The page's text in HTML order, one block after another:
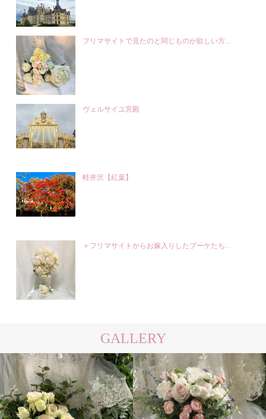
フリマサイトで見たのと同じものが欲しい方...
ヴェルサイユ宮殿
軽井沢【紅葉】
＋フリマサイトからお嫁入りしたブーケたち...
GALLERY